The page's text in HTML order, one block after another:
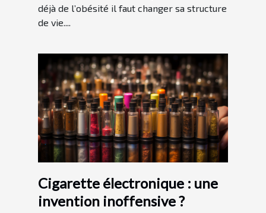
déjà de l’obésité il faut changer sa structure
de vie....
Cigarette électronique : une
invention inoffensive ?